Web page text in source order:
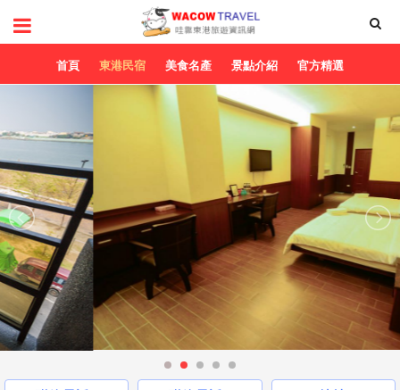
首頁 東港民宿 美食名產 景點介紹 官方精選